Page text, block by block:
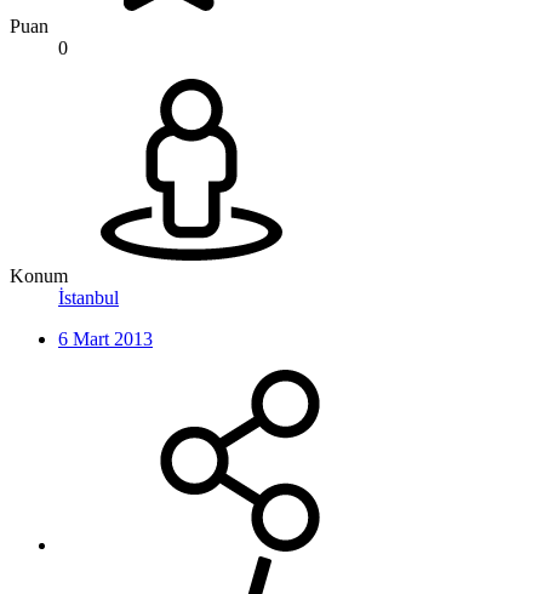
Puan
0
Konum
İstanbul
6 Mart 2013